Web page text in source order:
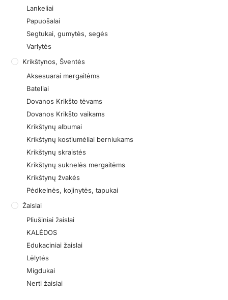
Lankeliai
Papuošalai
Segtukai, gumytės, segės
Varlytės
Krikštynos, Šventės
Aksesuarai mergaitėms
Bateliai
Dovanos Krikšto tėvams
Dovanos Krikšto vaikams
Krikštynų albumai
Krikštynų kostiumėliai berniukams
Krikštynų skraistės
Krikštynų suknelės mergaitėms
Krikštynų žvakės
Pėdkelnės, kojinytės, tapukai
Žaislai
Pliušiniai žaislai
KALĖDOS
Edukaciniai žaislai
Lėlytės
Migdukai
Nerti žaislai